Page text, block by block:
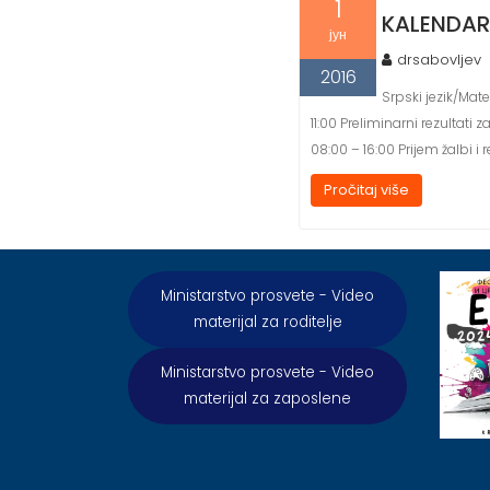
1
јун
2016
drsabovljev
Srpski jezik/
11:00 Preliminarni rezultati
08:00 – 16:00 Prijem žalbi
Pročitaj više
Ministarstvo prosvete - Video
materijal za roditelje
Ministarstvo prosvete - Video
materijal za zaposlene